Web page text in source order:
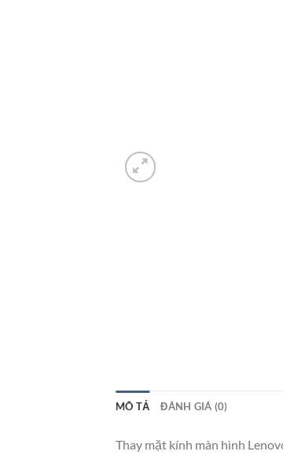
MÔ TẢ ĐÁNH GIÁ (0)
Thay mặt kính màn hình